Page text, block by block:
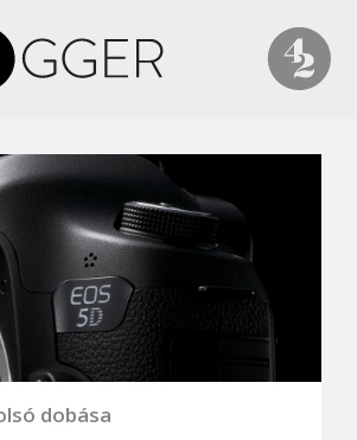
dobása